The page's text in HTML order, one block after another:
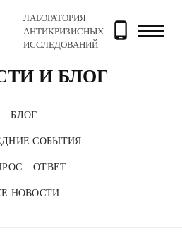
ЛАБОРАТОРИЯ
АНТИКРИЗИСНЫХ
ИССЛЕДОВАНИЙ
И БЛОГ
БЛОГ
СОБЫТИЯ
– ОТВЕТ
НОВОСТИ